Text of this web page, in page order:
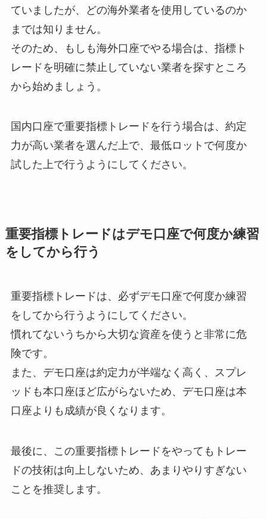
ていましたが、どの海外業者を使用しているのか
までは知りません。
そのため、もしも海外口座でやる場合は、指標ト
レードを明確に禁止していない業者を探すところ
から始めましょう。
国内口座で重要指標トレードを行う場合は、約定
力が高い業者を選んだ上で、最低ロットで何度か
試した上で行うようにしてください。
重要指標トレードはデモ口座で何度か練習
をしてから行う
重要指標トレードは、必ずデモ口座で何度か練習
をしてから行うようにしてください。
慣れてないうちから大切な資産を使うと非常に危
険です。
また、デモ口座は約定力が半端なく高く、スプレ
ッドも本口座ほど広がらないため、デモ口座は本
口座よりも成績が良くなります。
最後に、この重要指標トレードをやってもトレー
ドの技術は向上しないため、あまりやりすぎない
ことを推奨します。